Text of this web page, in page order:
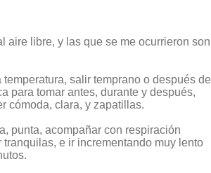
aire libre, y las que se me ocurrieron son
salir temprano o después de
para tomar antes, durante y después,
cómoda, clara, y zapatillas.
punta, acompañar con respiración
e ir incrementando muy lento